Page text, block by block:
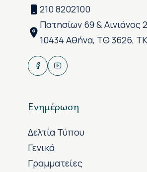
210 8202100
Πατησίων 69 & Αινιάνος
10434 Αθήνα, ΤΘ 3626,
Ενημέρωση
Δελτία Τύπου
Γενικά
Γραμματείες